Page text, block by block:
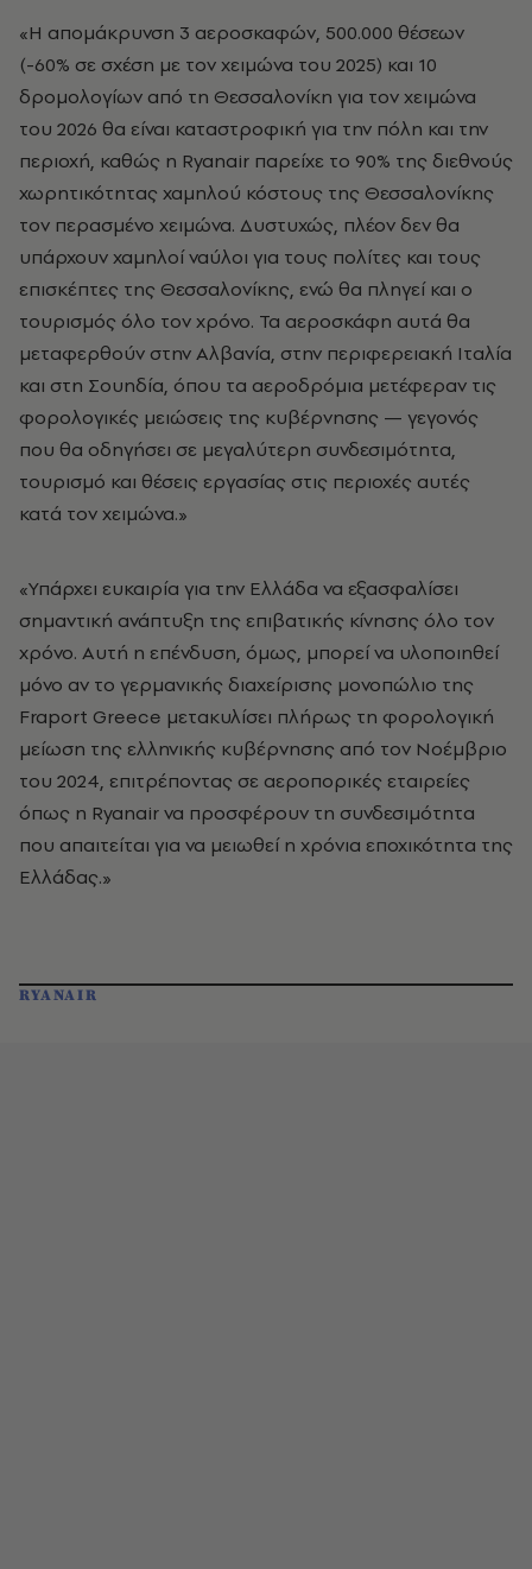
«Η απομάκρυνση 3 αεροσκαφών, 500.000 θέσεων
(-60% σε σχέση με τον χειμώνα του 2025) και 10
δρομολογίων από τη Θεσσαλονίκη για τον χειμώνα
του 2026 θα είναι καταστροφική για την πόλη και την
περιοχή, καθώς η Ryanair παρείχε το 90% της διεθνούς
χωρητικότητας χαμηλού κόστους της Θεσσαλονίκης
τον περασμένο χειμώνα. Δυστυχώς, πλέον δεν θα
υπάρχουν χαμηλοί ναύλοι για τους πολίτες και τους
επισκέπτες της Θεσσαλονίκης, ενώ θα πληγεί και ο
τουρισμός όλο τον χρόνο. Τα αεροσκάφη αυτά θα
μεταφερθούν στην Αλβανία, στην περιφερειακή Ιταλία
και στη Σουηδία, όπου τα αεροδρόμια μετέφεραν τις
φορολογικές μειώσεις της κυβέρνησης — γεγονός
που θα οδηγήσει σε μεγαλύτερη συνδεσιμότητα,
τουρισμό και θέσεις εργασίας στις περιοχές αυτές
κατά τον χειμώνα.»
«Υπάρχει ευκαιρία για την Ελλάδα να εξασφαλίσει
σημαντική ανάπτυξη της επιβατικής κίνησης όλο τον
χρόνο. Αυτή η επένδυση, όμως, μπορεί να υλοποιηθεί
μόνο αν το γερμανικής διαχείρισης μονοπώλιο της
Fraport Greece μετακυλίσει πλήρως τη φορολογική
μείωση της ελληνικής κυβέρνησης από τον Νοέμβριο
του 2024, επιτρέποντας σε αεροπορικές εταιρείες
όπως η Ryanair να προσφέρουν τη συνδεσιμότητα
που απαιτείται για να μειωθεί η χρόνια εποχικότητα της
Ελλάδας.»
RYANAIR